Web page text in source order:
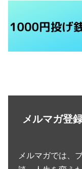
メルマガ登
メルマガでは、